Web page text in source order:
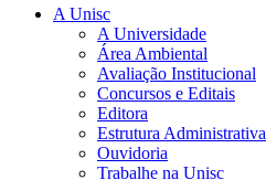
A Unisc
A Universidade
Área Ambiental
Avaliação Institucional
Concursos e Editais
Editora
Estrutura Administrativa
Ouvidoria
Trabalhe na Unisc